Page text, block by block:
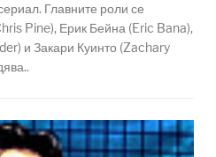
Главните роли се
Pine), Ерик Бейна (Eric Bana),
и Закари Куинто (Zachary